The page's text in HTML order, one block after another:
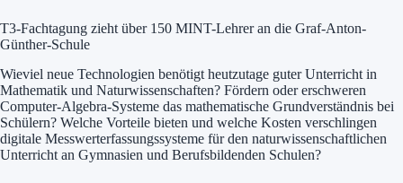
T3-Fachtagung zieht über 150 MINT-Lehrer an die Graf-Anton-
Günther-Schule
Wieviel neue Technologien benötigt heutzutage guter Unterricht in
Mathematik und Naturwissenschaften? Fördern oder erschweren
Computer-Algebra-Systeme das mathematische Grundverständnis bei
Schülern? Welche Vorteile bieten und welche Kosten verschlingen
digitale Messwerterfassungssysteme für den naturwissenschaftlichen
Unterricht an Gymnasien und Berufsbildenden Schulen?